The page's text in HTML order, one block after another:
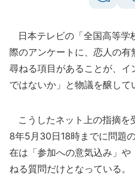
日本テレビの「全国高等学
際のアンケートに、恋人の
尋ねる項目があることが、
ではないか」と物議を醸して
こうしたネット上の指摘を
8年5月30日18時までに問題
在は「参加への意気込み」
ねる質問だけとなっている。